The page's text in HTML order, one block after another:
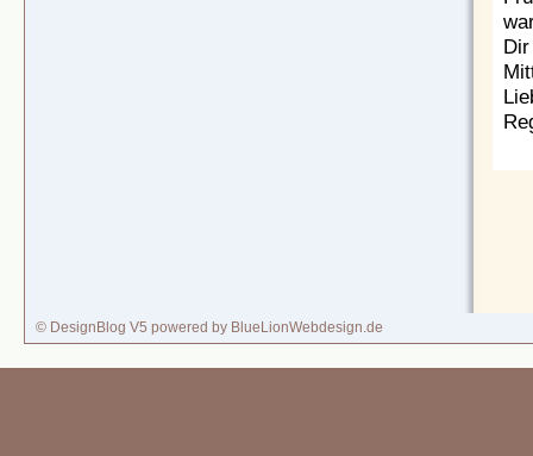
© DesignBlog V5 powered by BlueLionWebdesign.de